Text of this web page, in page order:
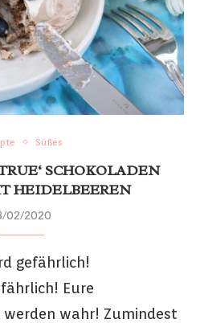
Süßes
SCHOKOLADEN
HEIDELBEEREN
02/2020
gefährlich!
Eure
werden wahr! Zumindest